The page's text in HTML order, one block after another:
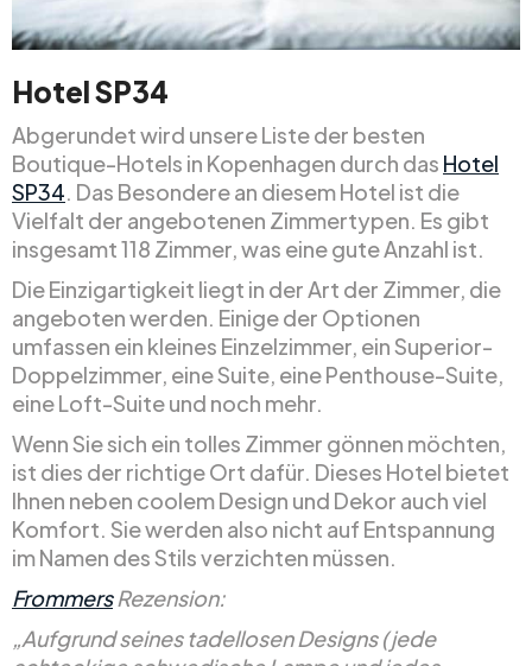
Hotel SP34
Abgerundet wird unsere Liste der besten
Boutique-Hotels in Kopenhagen durch das Hotel
SP34. Das Besondere an diesem Hotel ist die
Vielfalt der angebotenen Zimmertypen. Es gibt
insgesamt 118 Zimmer, was eine gute Anzahl ist.
Die Einzigartigkeit liegt in der Art der Zimmer, die
angeboten werden. Einige der Optionen
umfassen ein kleines Einzelzimmer, ein Superior-
Doppelzimmer, eine Suite, eine Penthouse-Suite,
eine Loft-Suite und noch mehr.
Wenn Sie sich ein tolles Zimmer gönnen möchten,
ist dies der richtige Ort dafür. Dieses Hotel bietet
Ihnen neben coolem Design und Dekor auch viel
Komfort. Sie werden also nicht auf Entspannung
im Namen des Stils verzichten müssen.
FrommersRezension:
„Aufgrund seines tadellosen Designs (jede